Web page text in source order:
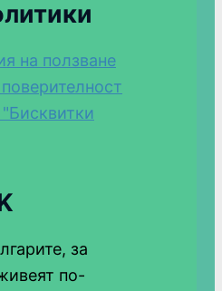
на ползване
за
по-